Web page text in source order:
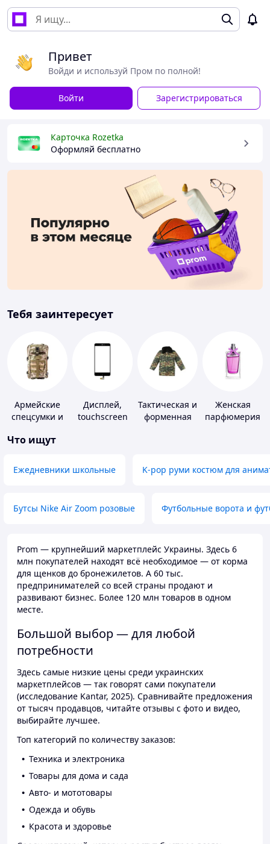
Привет
Войди и используй Пром по полной!
Войти Зарегистрироваться
Карточка Rozetka
Оформляй бесплатно
Тебя заинтересует
Армейские
спецсумки и
Дисплей,
touchscreen
Тактическая и
форменная
Женская
парфюмерия
Что ищут
Ежедневники школьные K-pop руми костюм для
Бутсы Nike Air Zoom розовые Футбольные ворота и
Prom — крупнейший маркетплейс Украины. Здесь 6
млн покупателей находят всё необходимое — от корма
для щенков до бронежилетов. А 60 тыс.
предпринимателей со всей страны продают и
развивают бизнес. Более 120 млн товаров в одном
месте.
Большой выбор — для любой
потребности
Здесь самые низкие цены среди украинских
маркетплейсов — так говорят сами покупатели
(исследование Kantar, 2025). Сравнивайте предложения
от тысяч продавцов, читайте отзывы с фото и видео,
выбирайте лучшее.
Топ категорий по количеству заказов:
Техника и электроника
Товары для дома и сада
Авто- и мототовары
Одежда и обувь
Красота и здоровье